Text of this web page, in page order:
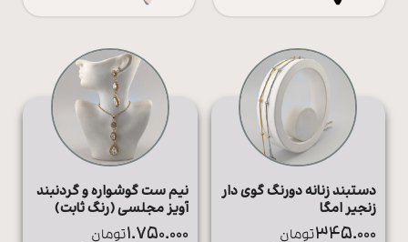
همه
زیورآلات
پیرسینگ
اعمال فیلتر
دستبند زنانه دورنگ گوی دار
زنجیر امگا
345.000تومان
نیم ست گوشواره و گردنبند
آویز مجلسی (رنگ ثابت)
1.750.000تومان